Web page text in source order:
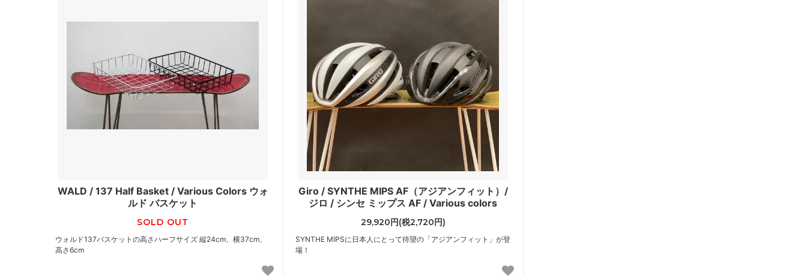
WALD / 137 Half Basket / Various Colors ウォ
ルド バスケット
SOLD OUT
ウォルド137バスケットの高さハーフサイズ 縦24cm、横37cm、
高さ6cm
Giro / SYNTHE MIPS AF（アジアンフィット）/
ジロ / シンセ ミップス AF / Various colors
29,920円(税2,720円)
SYNTHE MIPSに日本人にとって待望の「アジアンフィット」が登
場！